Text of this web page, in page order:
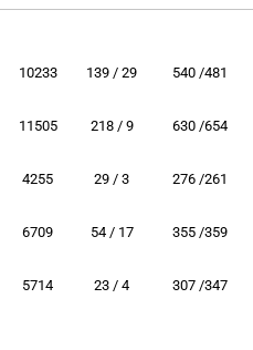
10233 139 / 29 540 /481
11505 218 / 9 630 /654
4255 29 / 3 276 /261
6709 54 / 17 355 /359
5714 23 / 4 307 /347